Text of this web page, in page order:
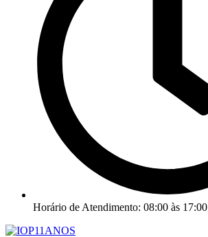
Horário de Atendimento: 08:00 às 17:00